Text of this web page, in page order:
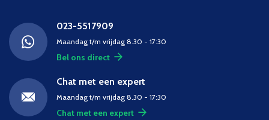
023-5517909
Maandag t/m vrijdag 8.30 - 17:30
Bel ons direct
Chat met een expert
Maandag t/m vrijdag 8.30 - 17:30
Chat met een expert